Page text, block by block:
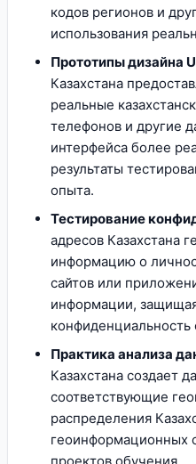
кодов регионов и
использования
Прототипы дизайна
Казахстана
реальные
телефонов и другие
интерфейса более
результаты
опыта.
Тестирование
адресов Казахстана
информацию о
сайтов или
информации,
конфиденциальность
Практика анализа
Казахстана создает
соответствующие
распределения
геоинформационных